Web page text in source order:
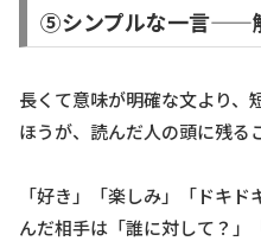
⑤シンプルな一言——
長くて意味が明確な文より、
ほうが、読んだ人の頭に残る
「好き」「楽しみ」「ドキ
んだ相手は「誰に対して？」